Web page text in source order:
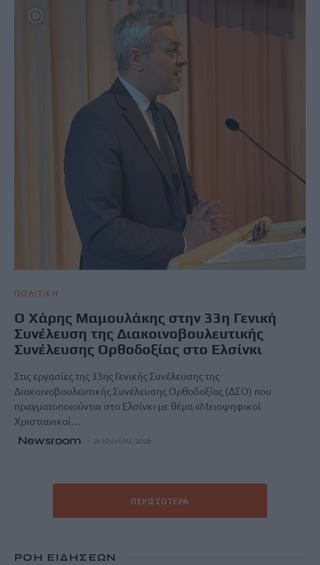
ΠΟΛΙΤΙΚΗ
Ο Χάρης Μαμουλάκης στην 33η Γενική
Συνέλευση της Διακοινοβουλευτικής
Συνέλευσης Ορθοδοξίας στο Ελσίνκι
Στις εργασίες της 33ης Γενικής Συνέλευσης της
Διακοινοβουλευτικής Συνέλευσης Ορθοδοξίας (ΔΣΟ) που
πραγματοποιούνται στο Ελσίνκι με θέμα «Μειοψηφικοί
Χριστιανικοί…
Newsroom 21 Ιουνίου, 2026
ΠΕΡΙΣΣΌΤΕΡΑ
ΡΟΗ ΕΙΔΗΣΕΩΝ